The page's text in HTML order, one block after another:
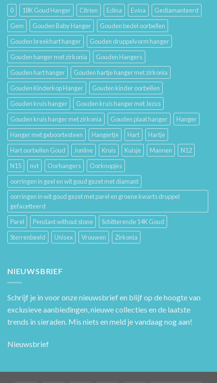
Hun
Betekenis
0 18K Goud Hanger Citrien Edina Evina
Gediamanteerd
Gem
Gouden Baby Hanger
Gouden bedel oorbellen
Gouden breekhart hanger
Gouden druppelvorm hanger
Gouden hanger met zirkonia
Gouden Hangers
Gouden hart hanger
Gouden hartje hanger met zirkonia
Gouden Kinderkop Hanger
Gouden kinder oorbellen
Gouden kruis hanger
Gouden kruis hanger met Jezus
Gouden kruis hanger met zirkonia
Gouden plaat hanger
Hanger
Hanger met geboortesteen
Hangertje Hart
Hartje
Hart oorbellen Goud
Jonline Kruis Kuisje Mannen
N12
N15
nvt Oorhangers
Oorknopjes
oorringen in geel en wit goud gezet met diamant
oorringen in wit goud gezet met parel en groene kwarts druppel
gefacetteerd
Parel
Pendant without stone
Schitterende 14K Goud
Sterrenbeeld
Unisex Vrouwen Zirkonia
NIEUWSBRIEF
Schrijf je in voor onze nieuwsbrief en blijf op de hoogte van
exclusieve aanbiedingen, nieuwe collecties en de laatste
trends in sieraden. Mis niets en meld je vandaag nog aan!
Nieuwsbrief